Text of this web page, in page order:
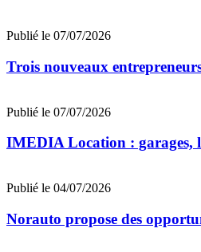
Publié le 07/07/2026
Trois nouveaux
Publié le 07/07/2026
IMEDIA Location : garages,
Publié le 04/07/2026
Norauto propose des